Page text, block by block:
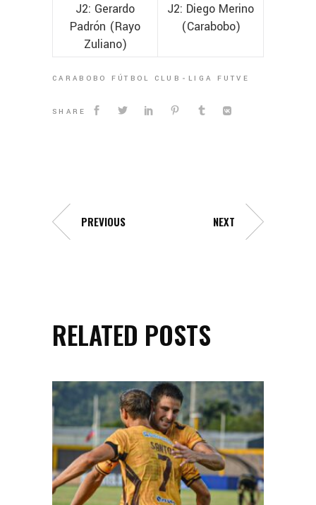
J2: Gerardo
Padrón (Rayo
Zuliano)
J2: Diego Merino
(Carabobo)
CARABOBO FÚTBOL CLUB LIGA FUTVE
SHARE
PREVIOUS NEXT
RELATED POSTS